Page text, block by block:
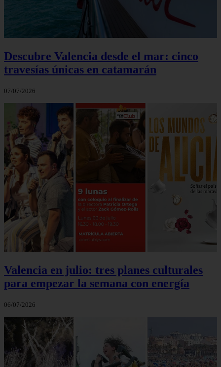
Descubre Valencia desde el mar: cinco
travesías únicas en catamarán
07/07/2026
Valencia en julio: tres planes culturales
para empezar la semana con energía
06/07/2026